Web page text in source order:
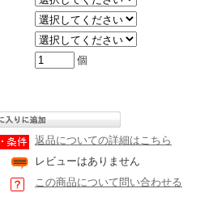
個
返品についての詳細はこちら
レビューはありません
この商品について問い合わせる